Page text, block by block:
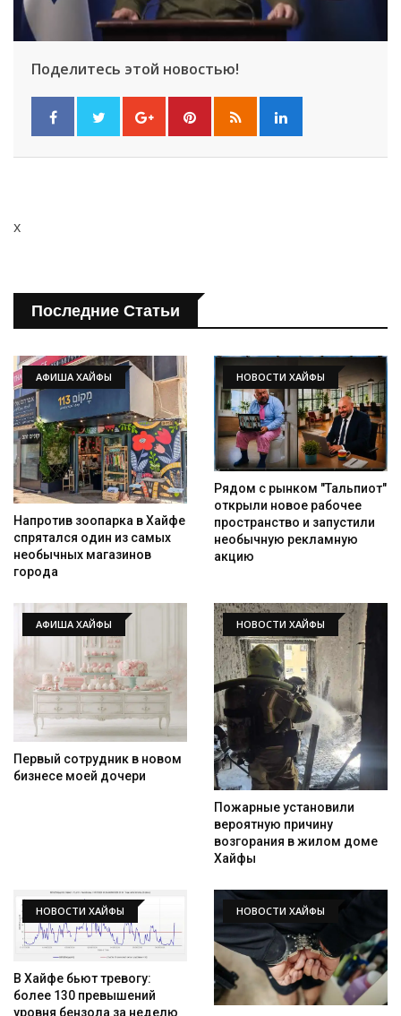
Искать
Поделитесь этой новостью!
x
Последние Статьи
АФИША ХАЙФЫ
Напротив зоопарка в Хайфе
спрятался один из самых
необычных магазинов
города
НОВОСТИ ХАЙФЫ
Рядом с рынком "Тальпиот"
открыли новое рабочее
пространство и запустили
необычную рекламную
акцию
АФИША ХАЙФЫ
Первый сотрудник в новом
бизнесе моей дочери
НОВОСТИ ХАЙФЫ
Пожарные установили
вероятную причину
возгорания в жилом доме
Хайфы
НОВОСТИ ХАЙФЫ
В Хайфе бьют тревогу:
более 130 превышений
уровня бензола за неделю
НОВОСТИ ХАЙФЫ